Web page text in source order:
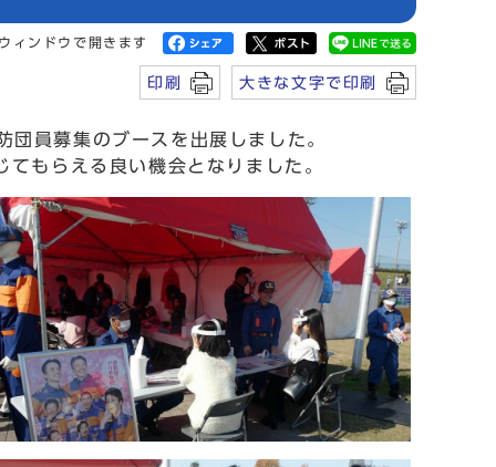
ィンドウで開きます
印刷 大きな文字で印刷
員募集のブースを出展しました。
もらえる良い機会となりました。